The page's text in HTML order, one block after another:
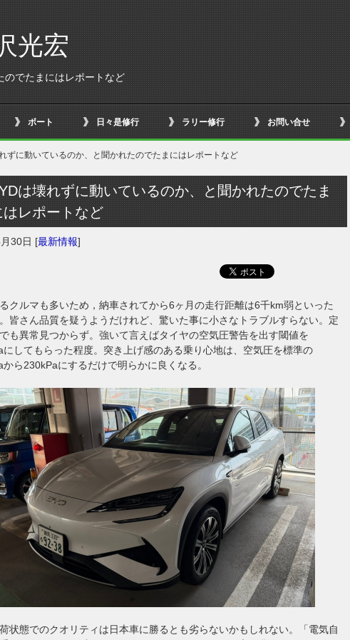
光宏
のでたまにはレポートなど
ボート 日々是修行 ラリー修行 お問い合せ
ずに動いているのか、と聞かれたのでたまにはレポートなど
は壊れずに動いているのか、と聞かれたのでたま
はレポートなど
30日 [最新情報]
クルマも多いため，納車されてから6ヶ月の走行距離は6千km弱といった
皆さん品質を疑うようだけれど、驚いた事に小さなトラブルすらない。定
も異常見つからず。強いて言えばタイヤの空気圧警告を出す閾値を
にしてもらった程度。突き上げ感のある乗り心地は、空気圧を標準の
から230kPaにするだけで明らかに良くなる。
状態でのクオリティは日本車に勝るとも劣らないかもしれない。「電気自